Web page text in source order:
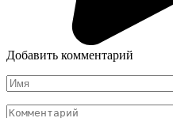
Добавить комментарий
Имя
Комментарий